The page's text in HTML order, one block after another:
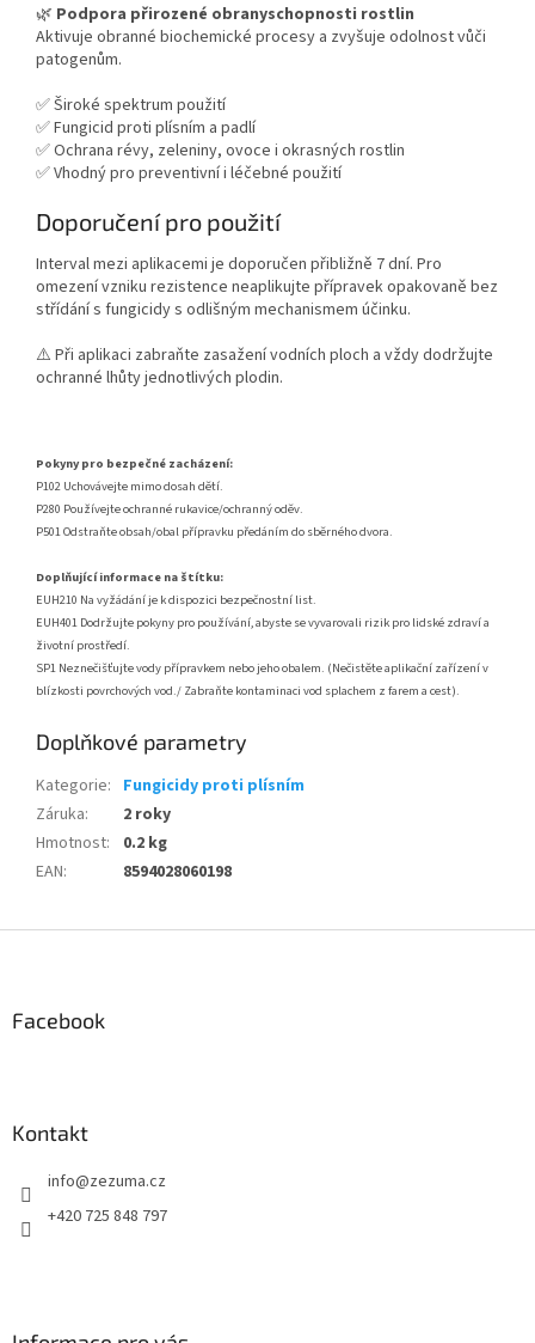
🌿 Podpora přirozené obranyschopnosti rostlin
Aktivuje obranné biochemické procesy a zvyšuje odolnost vůči
patogenům.
✅ Široké spektrum použití
✅ Fungicid proti plísním a padlí
✅ Ochrana révy, zeleniny, ovoce i okrasných rostlin
✅ Vhodný pro preventivní i léčebné použití
Doporučení pro použití
Interval mezi aplikacemi je doporučen přibližně 7 dní. Pro
omezení vzniku rezistence neaplikujte přípravek opakovaně bez
střídání s fungicidy s odlišným mechanismem účinku.
⚠️ Při aplikaci zabraňte zasažení vodních ploch a vždy dodržujte
ochranné lhůty jednotlivých plodin.
Pokyny pro bezpečné zacházení:
P102 Uchovávejte mimo dosah dětí.
P280 Používejte ochranné rukavice/ochranný oděv.
P501 Odstraňte obsah/obal přípravku předáním do sběrného dvora.
Doplňující informace na štítku:
EUH210 Na vyžádání je k dispozici bezpečnostní list.
EUH401 Dodržujte pokyny pro používání, abyste se vyvarovali rizik pro lidské zdraví a
životní prostředí.
SP1 Neznečišťujte vody přípravkem nebo jeho obalem. (Nečistěte aplikační zařízení v
blízkosti povrchových vod./ Zabraňte kontaminaci vod splachem z farem a cest).
Doplňkové parametry
Kategorie: Fungicidy proti plísním
Záruka:
2 roky
Hmotnost:
0.2 kg
EAN: 8594028060198
Facebook
Kontakt
info@zezuma.cz
+420 725 848 797